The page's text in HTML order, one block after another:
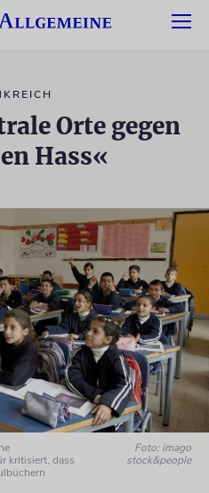
Orte gegen
Hass«
kritisiert, dass
Foto: imago
stock&people